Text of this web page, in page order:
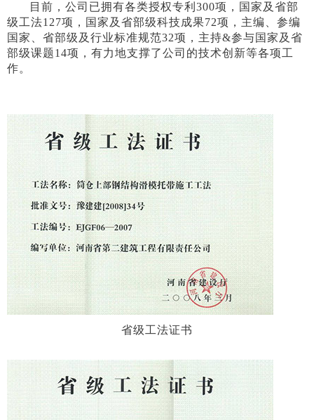
目前， 公司 已拥有各类授权专利 300项， 国家及省部
级工法127项，国家及省部级科技成果72项 ，主编、参编
国家、省部级及行业标准规范32项 ， 主持&参与国家及省
部级课题14项， 有力地支撑了公司的技术创新等各项工
作。
省级工法证书